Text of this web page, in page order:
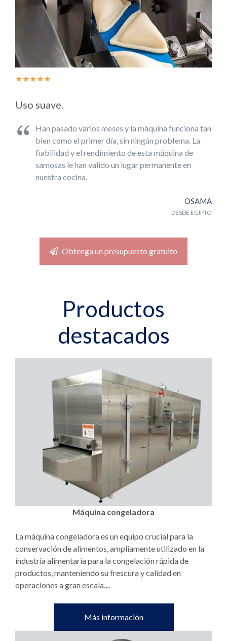
★★★★★
Uso suave.
Han pasado varios meses y la máquina funciona tan
bien como el primer día, sin ningún problema. La
fiabilidad y el rendimiento de esta máquina de
samosas le han valido un lugar permanente en
nuestra cocina.
OSAMA
DESDE EGIPTO
Obtenga un presupuesto gratuito
Productos
destacados
Máquina congeladora
La máquina congeladora es un equipo crucial para la
conservación de alimentos, ampliamente utilizado en la
industria alimentaria para la congelación rápida de
productos, manteniendo su frescura y calidad en
operaciones a gran escala....
Más información